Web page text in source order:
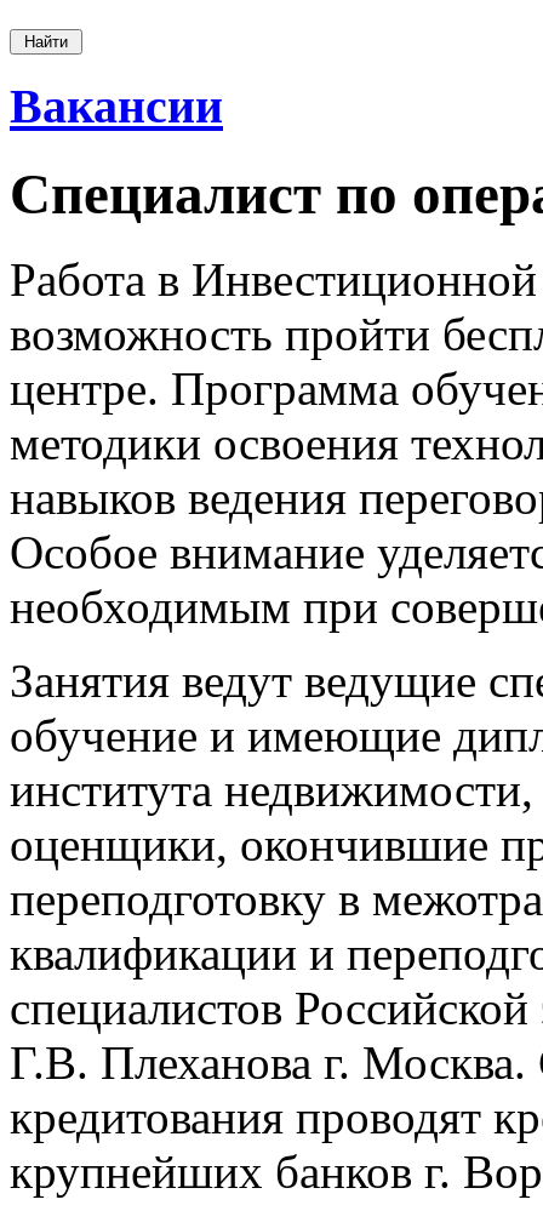
Вакансии
Специалист по
Работа в
возможность пройти
центре. Программа
методики освоения
навыков ведения
Особое внимание
необходимым при
Занятия ведут ведущие
обучение и имеющие
института
оценщики, окончившие
переподготовку в
квалификации и
специалистов
Г.В. Плеханова г.
кредитования проводят
крупнейших банков г.